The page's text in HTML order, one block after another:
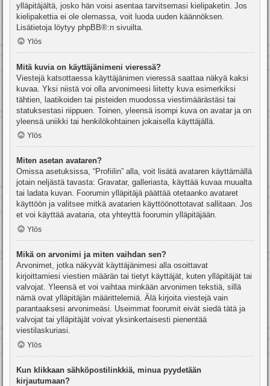
ylläpitäjältä, josko hän voisi asentaa tarvitsemasi kielipaketin. Jos
kielipakettia ei ole olemassa, voit luoda uuden käännöksen.
Lisätietoja löytyy phpBB®:n sivuilta.
Ylös
Mitä kuvia on käyttäjänimeni vieressä?
Viestejä katsottaessa käyttäjänimen vieressä saattaa näkyä kaksi
kuvaa. Yksi niistä voi olla arvonimeesi liitetty kuva esimerkiksi
tähtien, laatikoiden tai pisteiden muodossa viestimäärästäsi tai
statuksestasi riippuen. Toinen, yleensä isompi kuva on avatar ja on
yleensä uniikki tai henkilökohtainen jokaisella käyttäjällä.
Ylös
Miten asetan avataren?
Omissa asetuksissa, “Profiilin” alla, voit lisätä avataren käyttämällä
jotain neljästä tavasta: Gravatar, galleriasta, käyttää kuvaa muualta
tai ladata kuvan. Foorumin ylläpitäjä päättää otetaanko avataret
käyttöön ja valitsee mitkä avatarien käyttöönottotavat sallitaan. Jos
et voi käyttää avataria, ota yhteyttä foorumin ylläpitäjään.
Ylös
Mikä on arvonimi ja miten vaihdan sen?
Arvonimet, jotka näkyvät käyttäjänimesi alla osoittavat
kirjoittamiesi viestien määrän tai tietyt käyttäjät, kuten ylläpitäjät tai
valvojat. Yleensä et voi vaihtaa minkään arvonimen tekstiä, sillä
nämä ovat ylläpitäjän määrittelemiä. Älä kirjoita viestejä vain
parantaaksesi arvonimeäsi. Useimmat foorumit eivät siedä tätä ja
valvojat tai ylläpitäjät voivat yksinkertaisesti pienentää
viestilaskuriasi.
Ylös
Kun klikkaan sähköpostilinkkiä, minua pyydetään
kirjautumaan?